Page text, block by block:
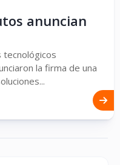
anuncian
tecnológicos
la firma de una